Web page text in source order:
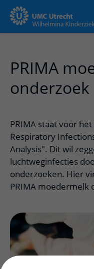
PRIMA
onderzoek
PRIMA staat voor
Respiratory
Analysis". Dit wil
luchtweginfecties
onderzoeken. Hier
PRIMA moedermelk